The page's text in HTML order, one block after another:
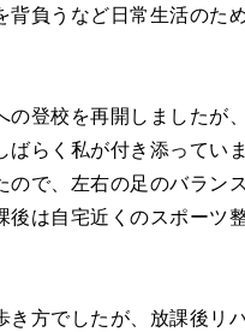
負うなど日常生活のた
の登校を再開しましたが
らく私が付き添ってい
で、左右の足のバラン
後は自宅近くのスポーツ
方でしたが、放課後リ